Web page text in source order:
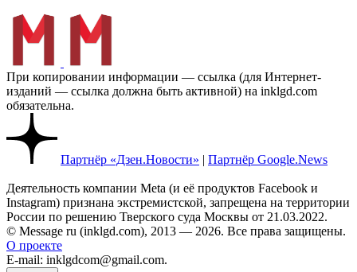
При копировании информации — ссылка (для Интернет-
изданий — ссылка должна быть активной) на inklgd.com
обязательна.
Партнёр «Дзен.Новости» | Партнёр Google.News
Деятельность компании Meta (и её продуктов Facebook и
Instagram) признана экстремистской, запрещена на территории
России по решению Тверского суда Москвы от 21.03.2022.
© Message ru (inklgd.com), 2013 — 2026. Все права защищены.
О проекте
E-mail: inklgdcom@gmail.com.